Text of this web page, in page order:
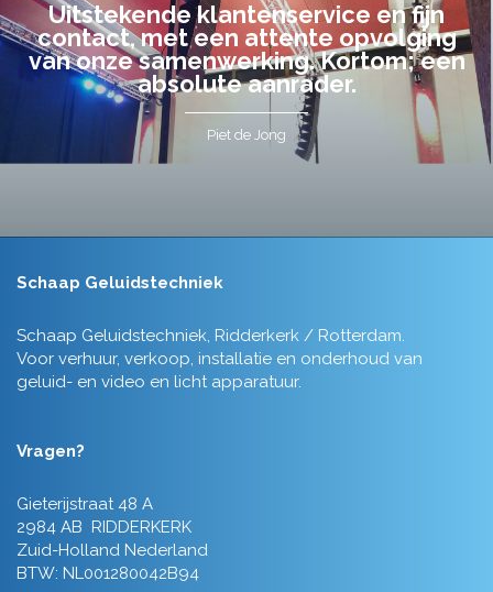
Uitstekende klantenservice en fijn
contact, met een attente opvolging
van onze samenwerking. Kortom; een
absolute aanrader.
Piet de Jong
Schaap Geluidstechniek
Schaap Geluidstechniek, Ridderkerk / Rotterdam.
Voor verhuur, verkoop, installatie en onderhoud van
geluid- en video en licht apparatuur.
Vragen?
Gieterijstraat 48 A
2984 AB RIDDERKERK
Zuid-Holland Nederland
BTW: NL001280042B94